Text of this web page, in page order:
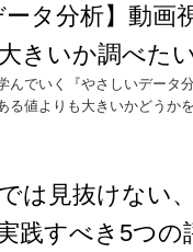
ータ分析】動
きいか調べた
んでいく『やさしいデータ
る値よりも大きいかどうか
は見抜けない
践すべき5つの